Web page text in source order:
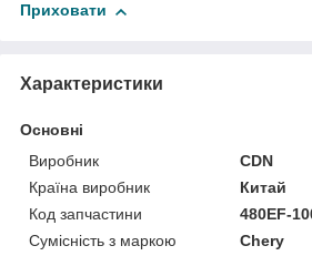
Приховати
Характеристики
Основні
Виробник
CDN
Країна виробник
Китай
Код запчастини
480EF-
Сумісність з маркою
Chery